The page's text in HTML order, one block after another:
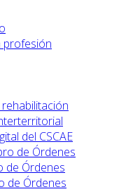
profesión
del CSCAE
de Órdenes
de Órdenes
de Órdenes